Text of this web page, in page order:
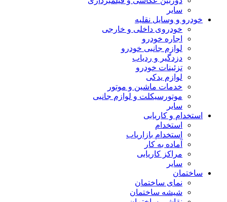
سایر
خودرو و وسایل نقلیه
خودروی داخلی و خارجی
اجاره خودرو
لوازم جانبی خودرو
دزدگیر و ردیاب
تزئینات خودرو
لوازم یدکی
خدمات ماشین و موتور
موتورسیکلت و لوازم جانبی
سایر
استخدام و کاریابی
استخدام
استخدام بازاریاب
آماده به کار
مراکز کاریابی
سایر
ساختمان
نمای ساختمان
شیشه ساختمان